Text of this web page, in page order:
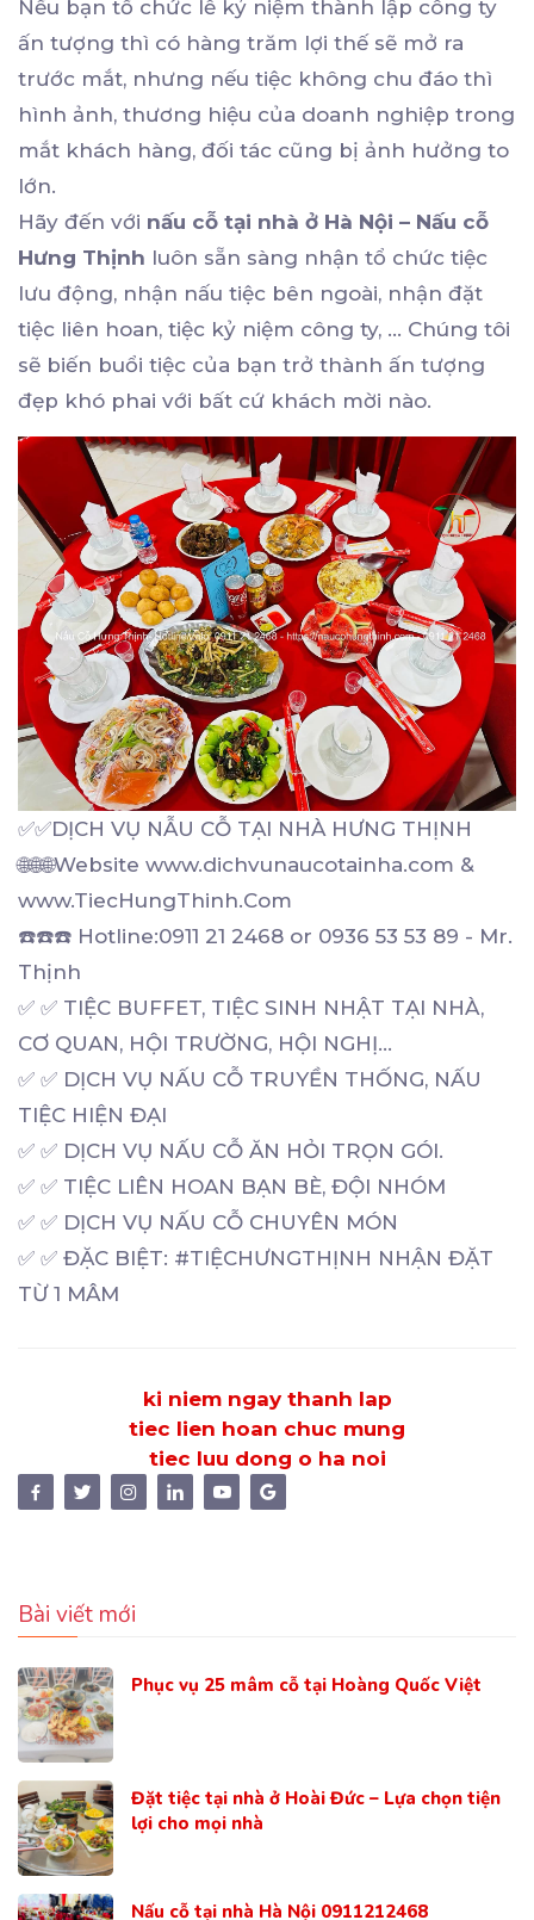
Nếu bạn tổ chức lễ kỷ niệm thành lập công ty
ấn tượng thì có hàng trăm lợi thế sẽ mở ra
trước mắt, nhưng nếu tiệc không chu đáo thì
hình ảnh, thương hiệu của doanh nghiệp trong
mắt khách hàng, đối tác cũng bị ảnh hưởng to
lớn.
Hãy đến với nấu cỗ tại nhà ở Hà Nội – Nấu cỗ
Hưng Thịnh luôn sẵn sàng nhận tổ chức tiệc
lưu động, nhận nấu tiệc bên ngoài, nhận đặt
tiệc liên hoan, tiệc kỷ niệm công ty, … Chúng tôi
sẽ biến buổi tiệc của bạn trở thành ấn tượng
đẹp khó phai với bất cứ khách mời nào.
✅✅DỊCH VỤ NẪU CỖ TẠI NHÀ HƯNG THỊNH
🌐🌐🌐Website www.dichvunaucotainha.com &
www.TiecHungThinh.Com
☎️☎️☎️ Hotline:0911 21 2468 or 0936 53 53 89 - Mr.
Thịnh
✅ ✅ TIỆC BUFFET, TIỆC SINH NHẬT TẠI NHÀ,
CƠ QUAN, HỘI TRƯỜNG, HỘI NGHỊ...
✅ ✅ DỊCH VỤ NẤU CỖ TRUYỀN THỐNG, NẤU
TIỆC HIỆN ĐẠI
✅ ✅ DỊCH VỤ NẤU CỖ ĂN HỎI TRỌN GÓI.
✅ ✅ TIỆC LIÊN HOAN BẠN BÈ, ĐỘI NHÓM
✅ ✅ DỊCH VỤ NẤU CỖ CHUYÊN MÓN
✅ ✅ ĐẶC BIỆT: #TIỆCHƯNGTHỊNH NHẬN ĐẶT
TỪ 1 MÂM
ki niem ngay thanh lap
tiec lien hoan chuc mung
tiec luu dong o ha noi
Bài viết mới
Phục vụ 25 mâm cỗ tại Hoàng Quốc Việt
Đặt tiệc tại nhà ở Hoài Đức – Lựa chọn tiện
lợi cho mọi nhà
Nấu cỗ tại nhà Hà Nội 0911212468